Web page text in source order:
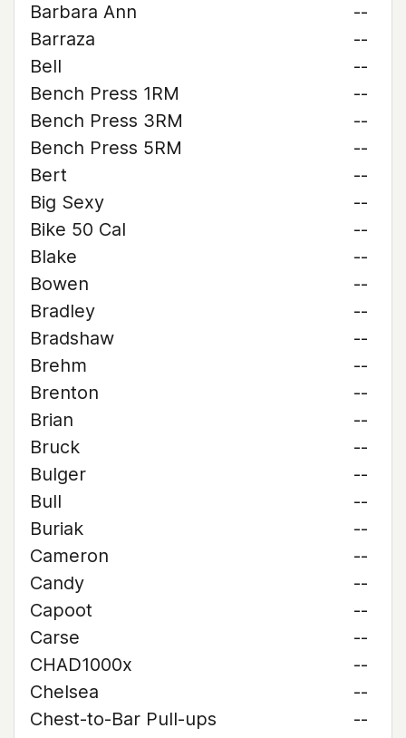
Barbara Ann
--
Barraza
--
Bell
--
Bench Press 1RM
--
Bench Press 3RM
--
Bench Press 5RM
--
Bert
--
Big Sexy
--
Bike 50 Cal
--
Blake
--
Bowen
--
Bradley
--
Bradshaw
--
Brehm
--
Brenton
--
Brian
--
Bruck
--
Bulger
--
Bull
--
Buriak
--
Cameron
--
Candy
--
Capoot
--
Carse
--
CHAD1000x
--
Chelsea
--
Chest-to-Bar Pull-ups
--